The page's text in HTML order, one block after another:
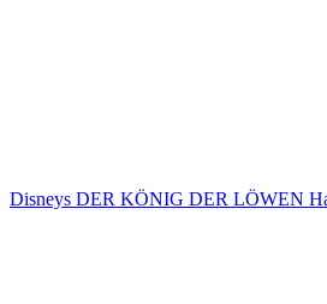
Disneys DER KÖNIG DER LÖWEN